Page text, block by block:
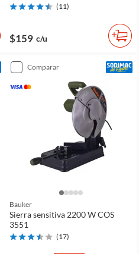
(11)
$159 c/u
comparar
Bauker
Sierra sensitiva 2200 W COS
3551
(17)